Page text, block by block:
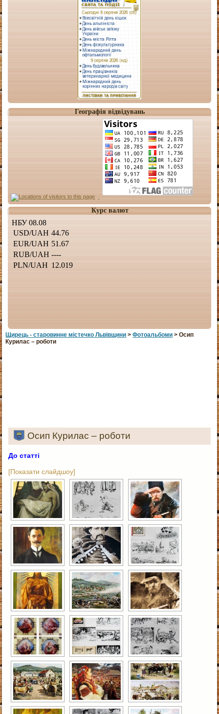
Географія відвідувань
Курс валют
Щирець - старовинне мiстечко Львiвщини >Фотоальбоми > Осип
Курилас – роботи
Осип Курилас – роботи
До статті
[Показати слайдшоу]